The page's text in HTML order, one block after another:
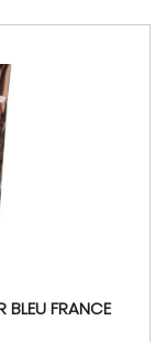
FRANCE